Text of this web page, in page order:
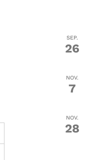
SEP.
26
NOV.
7
NOV.
28